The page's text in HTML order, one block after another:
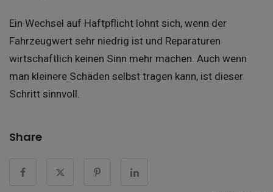
Ein Wechsel auf Haftpflicht lohnt sich, wenn der
Fahrzeugwert sehr niedrig ist und Reparaturen
wirtschaftlich keinen Sinn mehr machen. Auch wenn
man kleinere Schäden selbst tragen kann, ist dieser
Schritt sinnvoll.
Share